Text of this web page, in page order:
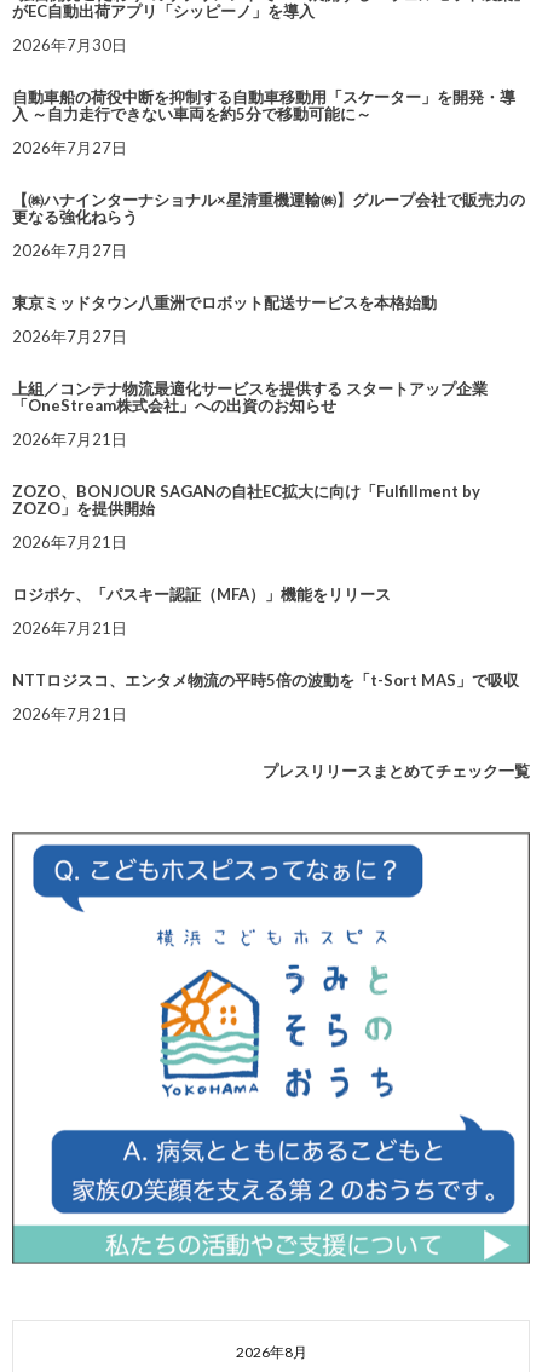
がEC自動出荷アプリ「シッピーノ」を導入
2026年7月30日
自動車船の荷役中断を抑制する自動車移動用「スケーター」を開発・導
入 ～自力走行できない車両を約5分で移動可能に～
2026年7月27日
【㈱ハナインターナショナル×星清重機運輸㈱】グループ会社で販売力の
更なる強化ねらう
2026年7月27日
東京ミッドタウン八重洲でロボット配送サービスを本格始動
2026年7月27日
上組／コンテナ物流最適化サービスを提供する スタートアップ企業
「OneStream株式会社」への出資のお知らせ
2026年7月21日
ZOZO、BONJOUR SAGANの自社EC拡大に向け「Fulfillment by
ZOZO」を提供開始
2026年7月21日
ロジポケ、「パスキー認証（MFA）」機能をリリース
2026年7月21日
NTTロジスコ、エンタメ物流の平時5倍の波動を「t-Sort MAS」で吸収
2026年7月21日
プレスリリースまとめてチェック一覧
2026年8月